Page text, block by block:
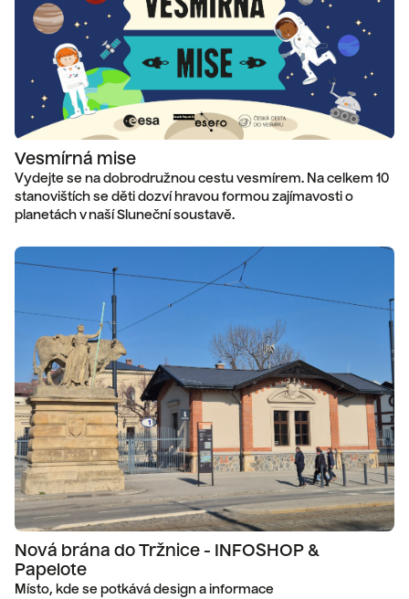
Vesmírná mise
Vydejte se na dobrodružnou cestu vesmírem. Na celkem 10
stanovištích se děti dozví hravou formou zajímavosti o
planetách v naší Sluneční soustavě.
Nová brána do Tržnice - INFOSHOP &
Papelote
Místo, kde se potkává design a informace